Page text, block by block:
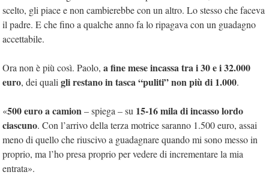
scelto, gli piace e non cambierebbe con un altro. Lo stesso che faceva
il padre. E che fino a qualche anno fa lo ripagava con un guadagno
accettabile.
Ora non è più così. Paolo, a fine mese incassa tra i 30 e i 32.000
euro, dei quali gli restano in tasca “puliti” non più di 1.000.
«500 euro a camion– spiega – su 15-16 mila di incasso lordo
ciascuno. Con l’arrivo della terza motrice saranno 1.500 euro, assai
meno di quello che riuscivo a guadagnare quando mi sono messo in
proprio, ma l’ho presa proprio per vedere di incrementare la mia
entrata».